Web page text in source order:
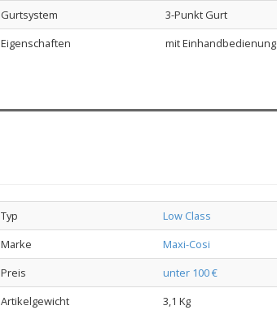
Gurtsystem
3-Punkt Gurt
Eigenschaften
mit Einhandbedienung
Typ
Low Class
Marke
Maxi-Cosi
Preis
unter 100 €
Artikelgewicht
3,1 Kg